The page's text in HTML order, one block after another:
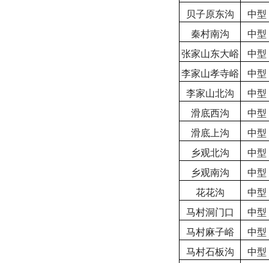
贝子原东沟
中型
秦村南沟
中型
张家山东大峪
中型
李家山孝寺峪
中型
李家山北沟
中型
滑底西沟
中型
滑底上沟
中型
乡观北沟
中型
乡观南沟
中型
花花沟
中型
马村洞门口
中型
马村麻子峪
中型
马村石板沟
中型